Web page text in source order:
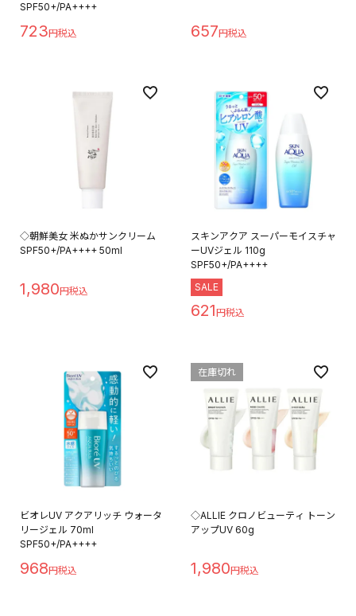
SPF50+/PA++++
723 657
◇朝鮮美女 米ぬかサンクリーム
SPF50+/PA++++ 50ml
1,980
スキンアクア スーパーモイスチャ
ーUVジェル 110g
SPF50+/PA++++
SALE
621
ビオレUV アクアリッチ ウォータ
リージェル 70ml
SPF50+/PA++++
968
◇ALLIE クロノビューティ トーン
アップUV 60g
1,980
在庫切れ